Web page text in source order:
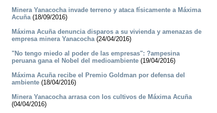
Minera Yanacocha invade terreno y ataca físicamente a Máxima
Acuña(18/09/2016)
Máxima Acuña denuncia disparos a su vivienda y amenazas de
empresa minera Yanacocha(24/04/2016)
"No tengo miedo al poder de las empresas": ?ampesina
peruana gana el Nobel del medioambiente (19/04/2016)
Máxima Acuña recibe el Premio Goldman por defensa del
ambiente (18/04/2016)
Minera Yanacocha arrasa con los cultivos de Máxima Acuña
(04/04/2016)